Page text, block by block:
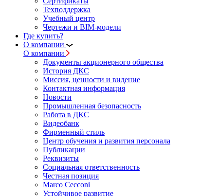
Техподдержка
Учебный центр
Чертежи и BIM-модели
Где купить?
О компании
О компании
Документы акционерного общества
История ДКС
Миссия, ценности и видение
Контактная информация
Новости
Промышленная безопасность
Работа в ДКС
Видеобанк
Фирменный стиль
Центр обучения и развития персонала
Публикации
Реквизиты
Социальная ответственность
Честная позиция
Marco Cecconi
Устойчивое развитие